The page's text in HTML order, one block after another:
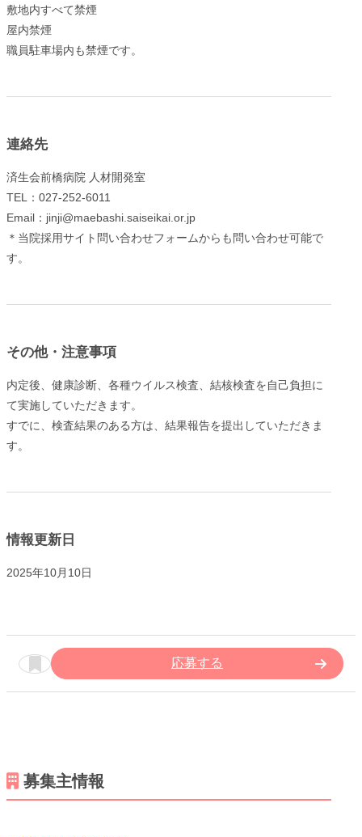
敷地内すべて禁煙
屋内禁煙
職員駐車場内も禁煙です。
連絡先
済生会前橋病院 人材開発室
TEL：027-252-6011
Email：jinji@maebashi.saiseikai.or.jp
＊当院採用サイト問い合わせフォームからも問い合わせ可能で
す。
その他・注意事項
内定後、健康診断、各種ウイルス検査、結核検査を自己負担に
て実施していただきます。
すでに、検査結果のある方は、結果報告を提出していただきま
す。
情報更新日
2025年10月10日
応募する
募集主情報